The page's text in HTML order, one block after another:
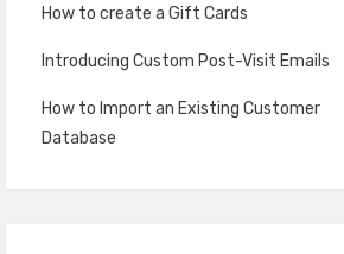
How to create a Gift Cards
Introducing Custom Post-Visit Emails
How to Import an Existing Customer
Database